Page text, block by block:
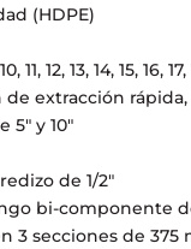
(HDPE)
12, 13, 14, 15, 16,
de extracción
y 10″
de 1/2″
bi-componente de
3 secciones de 375